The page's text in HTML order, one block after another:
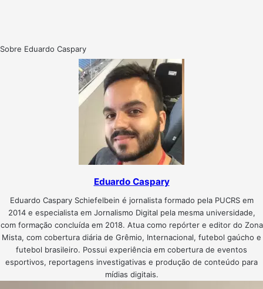
Sobre Eduardo Caspary
Eduardo Caspary
Eduardo Caspary Schiefelbein é jornalista formado pela PUCRS em
2014 e especialista em Jornalismo Digital pela mesma universidade,
com formação concluída em 2018. Atua como repórter e editor do Zona
Mista, com cobertura diária de Grêmio, Internacional, futebol gaúcho e
futebol brasileiro. Possui experiência em cobertura de eventos
esportivos, reportagens investigativas e produção de conteúdo para
mídias digitais.